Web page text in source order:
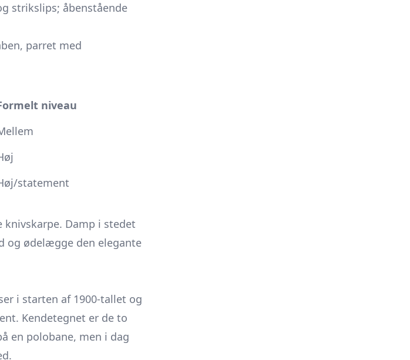
strikslips; åbenstående
parret med
niveau
statement
Damp i stedet
og ødelægge den elegante
i starten af 1900-tallet og
Kendetegnet er de to
en polo­bane, men i dag